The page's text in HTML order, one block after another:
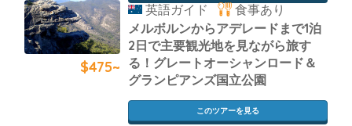
$475~
英語ガイド
食事あり
メルボルンからアデレードまで1泊
2日で主要観光地を見ながら旅す
る！グレートオーシャンロード＆
グランピアンズ国立公園
このツアーを見る